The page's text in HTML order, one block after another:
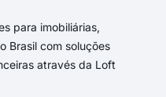
para imobiliárias,
Brasil com soluções
através da Loft